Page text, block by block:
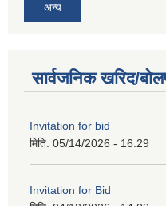
अन्य
सार्वजनिक खरिद/
Invitation for bid
मिति: 05/14/2026 - 16:29
Invitation for Bid